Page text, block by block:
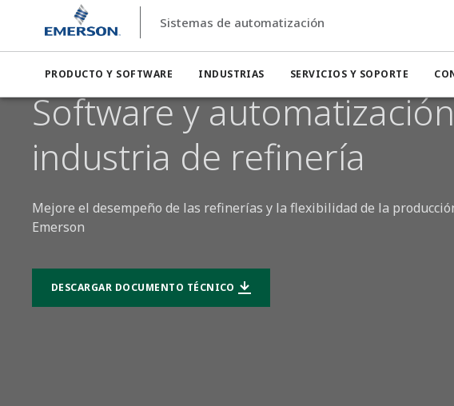
Sistemas de automatización
PRODUCTO Y SOFTWARE INDUSTRIAS SERVICIOS Y SOPORTE
Sistemas de automatización
Software y
industria de refinería
Mejore el desempeño de las refinerías y la flexibilidad de la
Emerson
DESCARGAR DOCUMENTO TÉCNICO